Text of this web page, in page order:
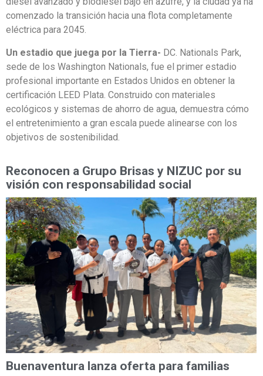
comenzado la transición hacia una flota completamente
eléctrica para 2045.
Un estadio que juega por la Tierra- DC. Nationals Park,
sede de los Washington Nationals, fue el primer estadio
profesional importante en Estados Unidos en obtener la
certificación LEED Plata. Construido con materiales
ecológicos y sistemas de ahorro de agua, demuestra cómo
el entretenimiento a gran escala puede alinearse con los
objetivos de sostenibilidad.
Reconocen a Grupo Brisas y NIZUC por su
visión con responsabilidad social
Buenaventura lanza oferta para familias